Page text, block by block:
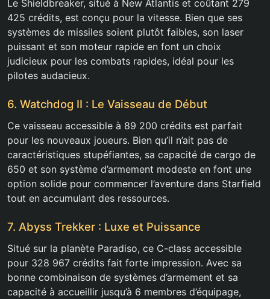
Le Shieldbreaker, situé à New Atlantis et coûtant 279
425 crédits, est conçu pour la vitesse. Bien que ses
systèmes de missiles soient plutôt faibles, son laser
puissant et son moteur rapide en font un choix
judicieux pour les combats rapides, idéal pour les
pilotes audacieux.
6. Watchdog II : Le Vaisseau de Début
Ce vaisseau accessible à 89 200 crédits est parfait
pour les nouveaux joueurs. Bien qu’il n’ait pas de
caractéristiques stupéfiantes, sa capacité de cargo de
650 et son système d’armement modeste en font une
option solide pour commencer l’aventure dans Starfield
tout en accumulant des ressources.
7. Abyss Trekker : Luxe et Puissance
Situé sur la planète Paradiso, ce C-class accessible
pour 328 967 crédits fait forte impression. Avec sa
bonne combinaison de systèmes d’armement et sa
capacité à accueillir jusqu’à 6 membres d’équipage,